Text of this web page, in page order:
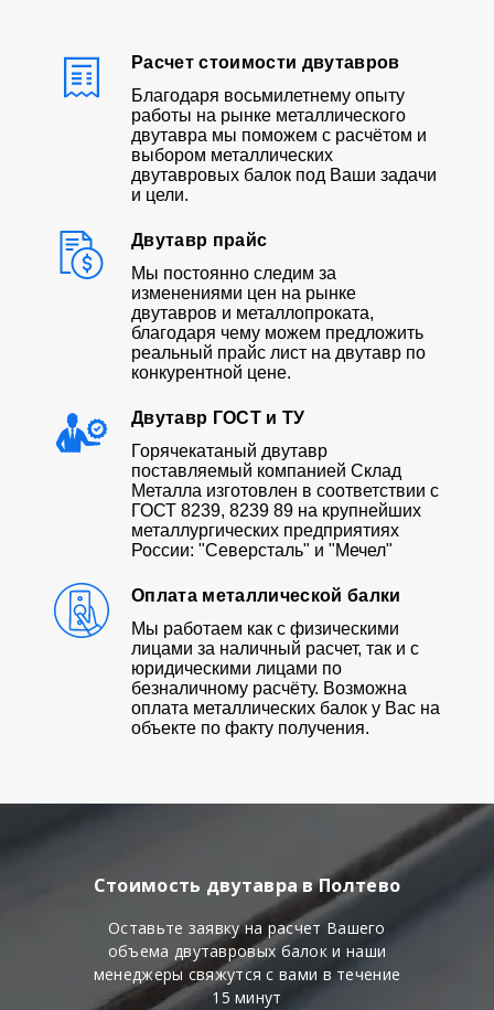
Расчет стоимости двутавров
Благодаря восьмилетнему опыту
работы на рынке металлического
двутавра мы поможем с расчётом и
выбором металлических
двутавровых балок под Ваши задачи
и цели.
Двутавр прайс
Мы постоянно следим за
изменениями цен на рынке
двутавров и металлопроката,
благодаря чему можем предложить
реальный прайс лист на двутавр по
конкурентной цене.
Двутавр ГОСТ и ТУ
Горячекатаный двутавр
поставляемый компанией Склад
Металла изготовлен в соответствии с
ГОСТ 8239, 8239 89 на крупнейших
металлургических предприятиях
России: "Северсталь" и "Мечел"
Оплата металлической балки
Мы работаем как с физическими
лицами за наличный расчет, так и с
юридическими лицами по
безналичному расчёту. Возможна
оплата металлических балок у Вас на
объекте по факту получения.
Стоимость двутавра в Полтево
Оставьте заявку на расчет Вашего
объема двутавровых балок и наши
менеджеры свяжутся с вами в течение
15 минут